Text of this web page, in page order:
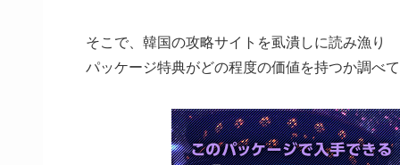
そこで、韓国の攻略サイトを虱潰しに読み漁り
パッケージ特典がどの程度の価値を持つか調べ